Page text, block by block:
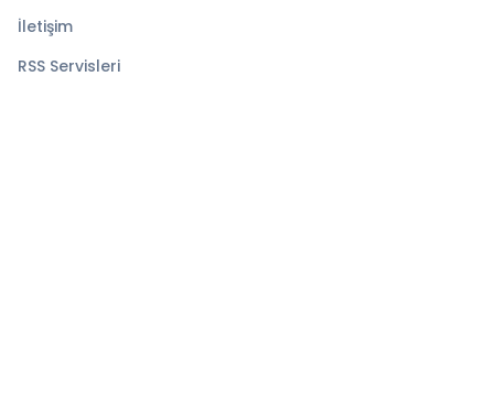
İletişim
RSS Servisleri